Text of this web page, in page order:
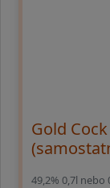
Gold
49,2% 0,7l